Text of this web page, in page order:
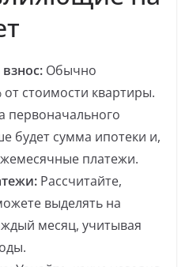
Обычно
от стоимости квартиры.
будет сумма ипотеки и,
платежи.
Рассчитайте,
выделять на
месяц, учитывая